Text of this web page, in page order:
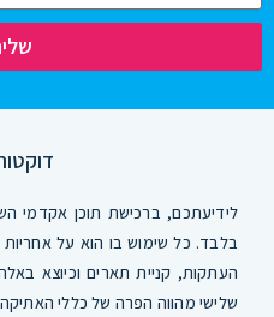
לידיעתכם, ברכישת תוכן אקדמי
בלבד. כל שימוש בו הוא על
העתקות, קניית תארים וכיוצא
שלישי מהווה הפרה של כללי האתיקה.